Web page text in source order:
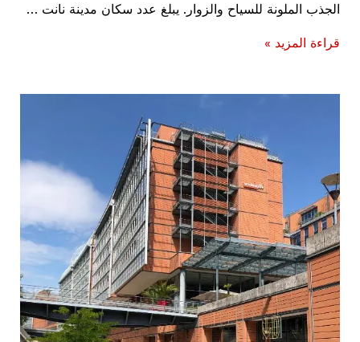
الجذب الملونة للسياح والزوار. يبلغ عدد سكان مدينة نانت …
السياحة
في
نانت
قراءة المزيد »